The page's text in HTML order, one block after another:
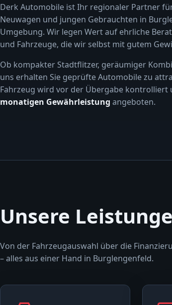
Derk Automobile ist Ihr regionaler Partner
Neuwagen und jungen Gebrauchten in
Umgebung. Wir legen Wert auf ehrliche
und Fahrzeuge, die wir selbst mit gutem
Ob kompakter Stadtflitzer, geräumiger
uns erhalten Sie geprüfte Automobile zu
Fahrzeug wird vor der Übergabe kontrolliert
monatigen Gewährleistung angeboten.
Unsere
Von der Fahrzeugauswahl über die
– alles aus einer Hand in Burglengenfeld.